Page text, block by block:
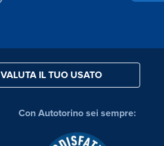
VALUTA IL TUO USATO
Con Autotorino sei sempre: